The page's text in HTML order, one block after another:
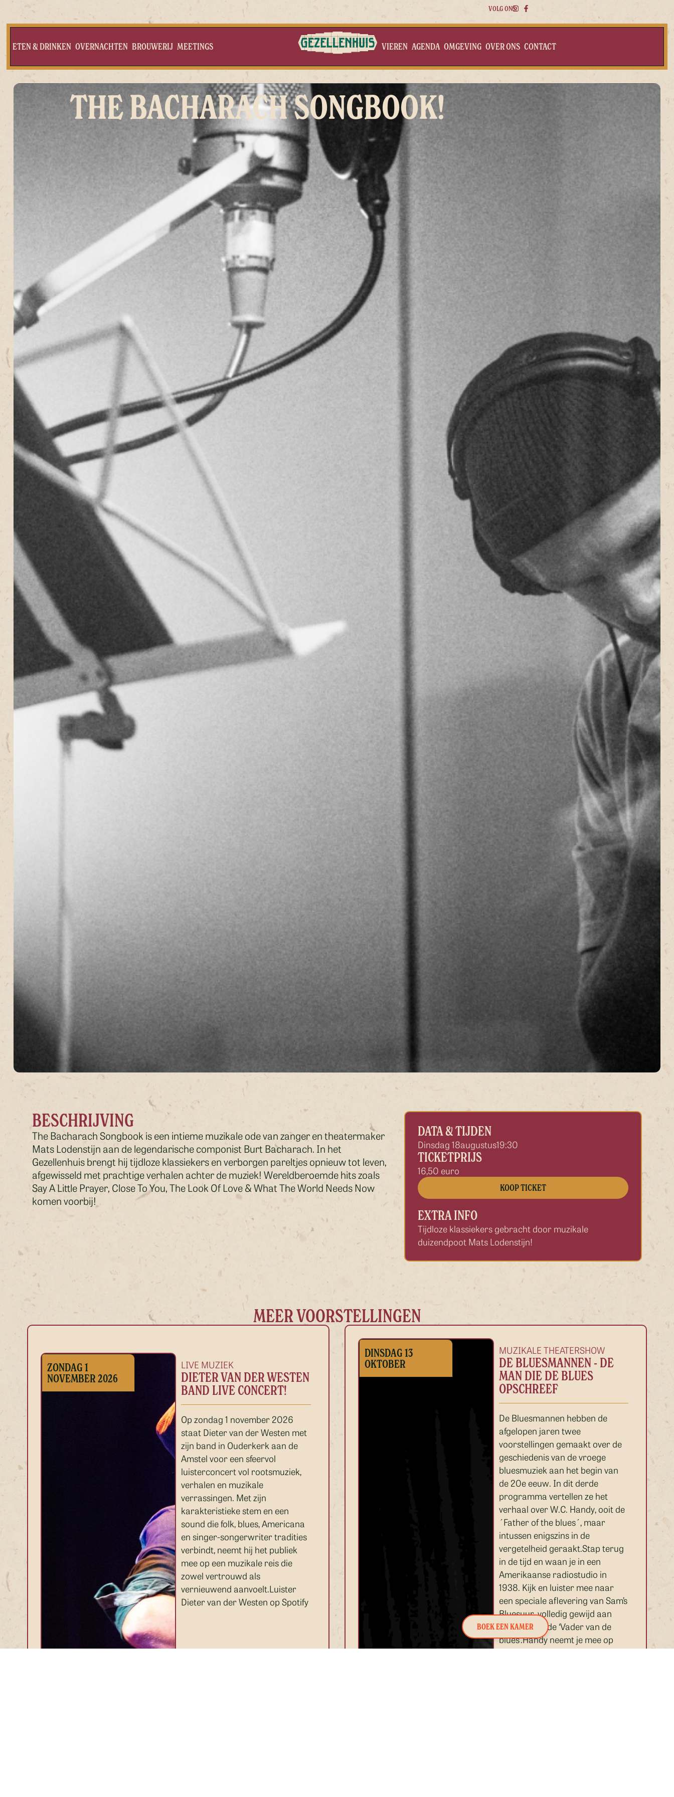
VOLG ONS:
ETEN & DRINKEN OVERNACHTEN BROUWERIJ MEETINGS VIEREN AGENDA OMGEVING OVER ONS CONTACT
THE BACHARACH SONGBOOK!
BESCHRIJVING
The Bacharach Songbook is een intieme muzikale ode van zanger en theatermaker
Mats Lodenstijn aan de legendarische componist Burt Bacharach. In het
Gezellenhuis brengt hij tijdloze klassiekers en verborgen pareltjes opnieuw tot leven,
afgewisseld met prachtige verhalen achter de muziek! Wereldberoemde hits zoals
Say A Little Prayer, Close To You, The Look Of Love & What The World Needs Now
komen voorbij!
DATA & TIJDEN
Dinsdag 18augustus19:30
TICKETPRIJS
16,50 euro
KOOP TICKET
EXTRA INFO
Tijdloze klassiekers gebracht door muzikale
duizendpoot Mats Lodenstijn!
MEER VOORSTELLINGEN
ZONDAG 1
NOVEMBER 2026
LIVE MUZIEK
DIETER VAN DER WESTEN
BAND LIVE CONCERT!
Op zondag 1 november 2026
staat Dieter van der Westen met
zijn band in Ouderkerk aan de
Amstel voor een sfeervol
luisterconcert vol rootsmuziek,
verhalen en muzikale
verrassingen. Met zijn
karakteristieke stem en een
sound die folk, blues, Americana
en singer-songerwriter tradities
verbindt, neemt hij het publiek
mee op een muzikale reis die
zowel vertrouwd als
vernieuwend aanvoelt.Luister
Dieter van der Westen op Spotify
DINSDAG 13
OKTOBER
MUZIKALE THEATERSHOW
DE BLUESMANNEN - DE
MAN DIE DE BLUES
OPSCHREEF
De Bluesmannen hebben de
afgelopen jaren twee
voorstellingen gemaakt over de
geschiedenis van de vroege
bluesmuziek aan het begin van
de 20e eeuw. In dit derde
programma vertellen ze het
verhaal over W.C. Handy, ooit de
´Father of the blues´, maar
intussen enigszins in de
vergetelheid geraakt.Stap terug
in de tijd en waan je in een
Amerikaanse radiostudio in
1938. Kijk en luister mee naar
een speciale aflevering van Sam’s
Bluesuur, volledig gewijd aan
W.C. Handy, de ‘Vader van de
blues’.Handy neemt je mee op
een muzikale reis door zijn jonge
BOEK EEN KAMER